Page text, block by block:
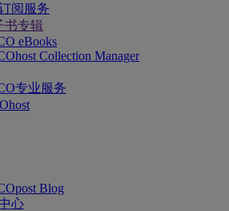
阅服务
书专辑
eBooks
Collection Manager
专业服务
Blog
心